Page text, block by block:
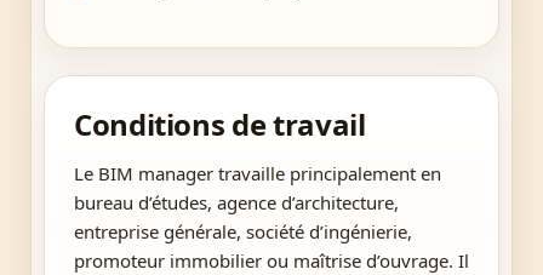
Conditions de travail
Le BIM manager travaille principalement en
bureau d’études, agence d’architecture,
entreprise générale, société d’ingénierie,
promoteur immobilier ou maîtrise d’ouvrage. Il